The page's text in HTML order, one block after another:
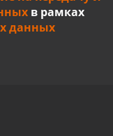
в рамках
данных